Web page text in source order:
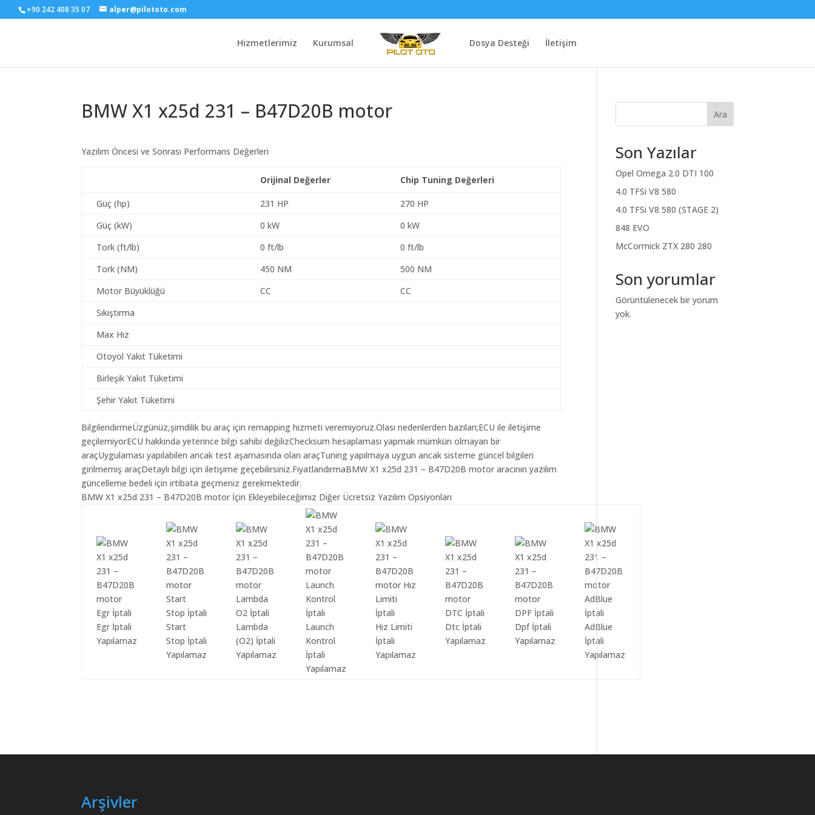
+90 242 408 35 07 alper@pilototo.com
Hizmetlerimiz Kurumsal Dosya Desteği İletişim
BMW X1 x25d 231 – B47D20B motor
Yazılım Öncesi ve Sonrası Performans Değerleri
Orijinal Değerler Chip Tuning Değerleri
Güç (hp) 231 HP
270 HP
Güç (kW)
0 kW
0 kW
Tork (ft/lb)
0 ft/lb
0 ft/lb
Tork (NM)
450 NM
500 NM
Motor Büyüklüğü
CC
CC
Sıkıştırma
Max Hız
Otoyol Yakıt Tüketimi
Birleşik Yakıt Tüketimi
Şehir Yakıt Tüketimi
BilgilendirmeÜzgünüz,şimdilik bu araç için remapping hizmeti veremiyoruz.Olası nedenlerden bazıları;ECU ile iletişime
geçilemiyorECU hakkında yeterince bilgi sahibi değilizChecksum hesaplaması yapmak mümkün olmayan bir
araçUygulaması yapılabilen ancak test aşamasında olan araçTuning yapılmaya uygun ancak sisteme güncel bilgileri
girilmemiş araçDetaylı bilgi için iletişime geçebilirsiniz.FiyatlandırmaBMW X1 x25d 231 – B47D20B motor aracının yazılım
güncelleme bedeli için irtibata geçmeniz gerekmektedir.
BMW X1 x25d 231 – B47D20B motor İçin Ekleyebileceğimiz Diğer Ücretsiz Yazılım Opsiyonları
Egr İptali
Yapılamaz
Start
Stop İptali
Yapılamaz
Lambda
(O2) İptali
Yapılamaz
Launch
Kontrol
İptali
Yapılamaz
Hız Limiti
İptali
Yapılamaz
Dtc İptali
Yapılamaz
Dpf İptali
Yapılamaz
AdBlue
İptali
Yapılamaz
Ara
Son Yazılar
Opel Omega 2.0 DTI 100
4.0 TFSi V8 580
4.0 TFSi V8 580 (STAGE 2)
848 EVO
McCormick ZTX 280 280
Son yorumlar
Görüntülenecek bir yorum
yok.
Arşivler